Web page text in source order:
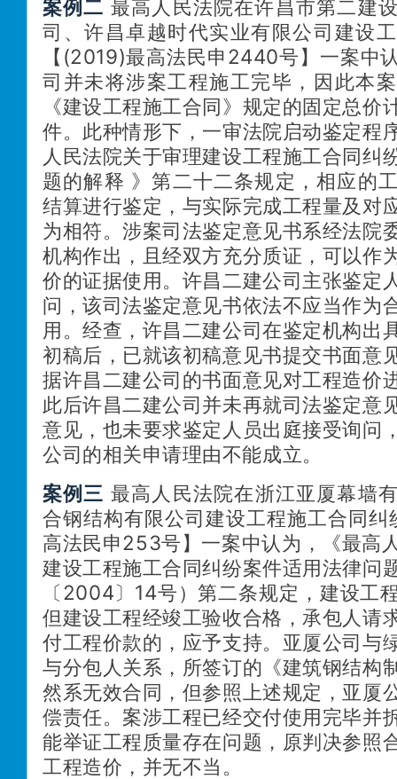
案例二 最高人民法院在许昌市第二建
司、许昌卓越时代实业有限公司建设
【 (2019)最高法民申2440号】一案中
司并未将涉案工程施工完毕，因此本
《建设工程施工合同》规定的固定总价
件。此种情形下，一审法院启动鉴定程
人民法院关于审理建设工程施工合同纠
题的解释 》第二十二条规定，相应的
结算进行鉴定，与实际完成工程量及对
为相符。涉案司法鉴定意见书系经法院
机构作出，且经双方充分质证，可以作
价的证据使用。许昌二建公司主张鉴定
问，该司法鉴定意见书依法不应当作为
用。经查，许昌二建公司在鉴定机构出
初稿后，已就该初稿意见书提交书面意
据许昌二建公司的书面意见对工程造价
此后许昌二建公司并未再就司法鉴定意
意见，也未要求鉴定人 员出庭接受询问
公司的相关申请理由不能成立。
案例三 最高人民法院在浙江亚厦幕墙
合钢结构有限公司建设工程施工合同纠
高法民申253号】一案中认为，《最高
建设工程施工合同纠纷案件适用法律问
〔2004〕14号）第二条规定，建设工
但建设工程经竣工验收合格，承包人请
付工程价款的，应予支持。亚厦公司与
与分包人关系，所签订的《建筑钢结构
然系无效合同，但参照上述规定，亚厦
偿责任。案涉工程已经交付使用完毕并
能举证工程质量存在问题，原判决参照
工程造价，并无不当。